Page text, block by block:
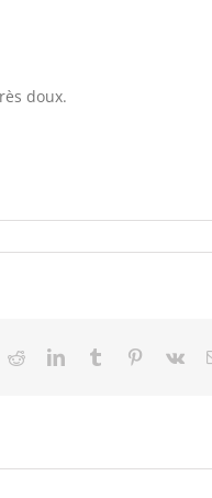
doux.
RedditLinkedInTumblr Pinterest
Vk